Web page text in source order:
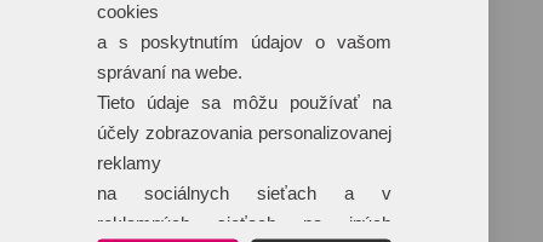
cookies
a s poskytnutím údajov o vašom
správaní na webe.
Tieto údaje sa môžu používať na
účely zobrazovania personalizovanej
reklamy
na sociálnych sieťach a v
reklamných sieťach na iných